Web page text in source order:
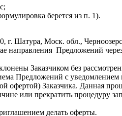
берется из п. 1).
г. Шатура, Моск. обл.,
направления Предложений
Заказчиком без
Предложений с уведомлением
офертой) Заказчика. Данная
или прекратить процедуру
делать оферты.